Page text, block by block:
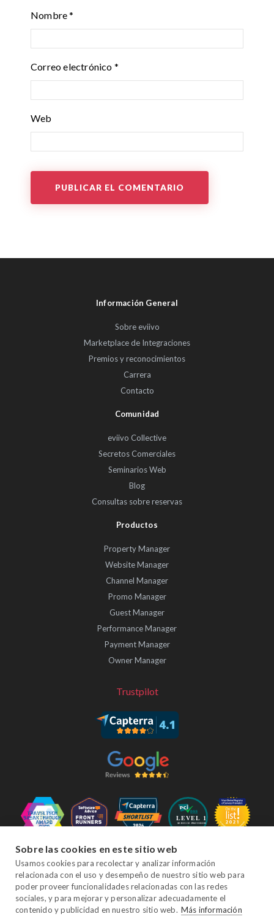
Nombre*
Correo electrónico *
Web
Información General
Sobre eviivo
Marketplace de Integraciones
Premios y reconocimientos
Carrera
Contacto
Comunidad
eviivo Collective
Secretos Comerciales
Seminarios Web
Blog
Consultas sobre reservas
Productos
Property Manager
Website Manager
Channel Manager
Promo Manager
Guest Manager
Performance Manager
Payment Manager
Owner Manager
Trustpilot
FacebookTwitterYouTubeInstagramLinkedIn
Sobre las cookies en este sitio web
Usamos cookies para recolectar y analizar información
relacionada con el uso y desempeño de nuestro sitio web para
poder proveer funcionalidades relacionadas con las redes
sociales, y para mejorar y personalizar adecuadamente el
contenido y publicidad en nuestro sitio web. Más información